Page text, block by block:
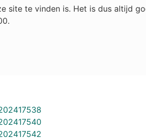
te vinden is. Het is dus altijd